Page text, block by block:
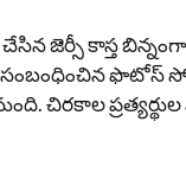
చేసిన జెర్సీ కాస్త
సంబంధించిన
చిరకాల